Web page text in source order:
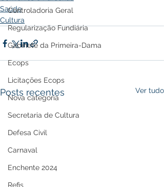
Controladoria Geral
Regularização Fundiária
Gabinete da Primeira-Dama
Ecops
Licitações Ecops
Nova categoria
Secretaria de Cultura
Defesa Civil
Carnaval
Enchente 2024
Refis
Saúde
Cultura
Posts recentes Ver tudo